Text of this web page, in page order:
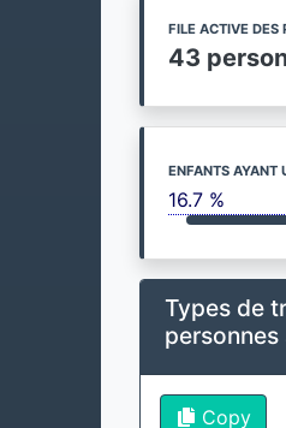
FILE ACTIVE DES
43
ENFANTS AYANT
16.7 %
Types de
Copy